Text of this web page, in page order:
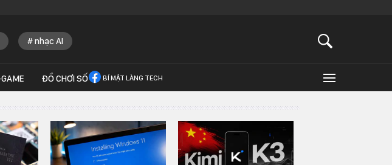
nhạc AI
ĐỒ CHƠI SỐ BÍ MẬT LÀNG TECH